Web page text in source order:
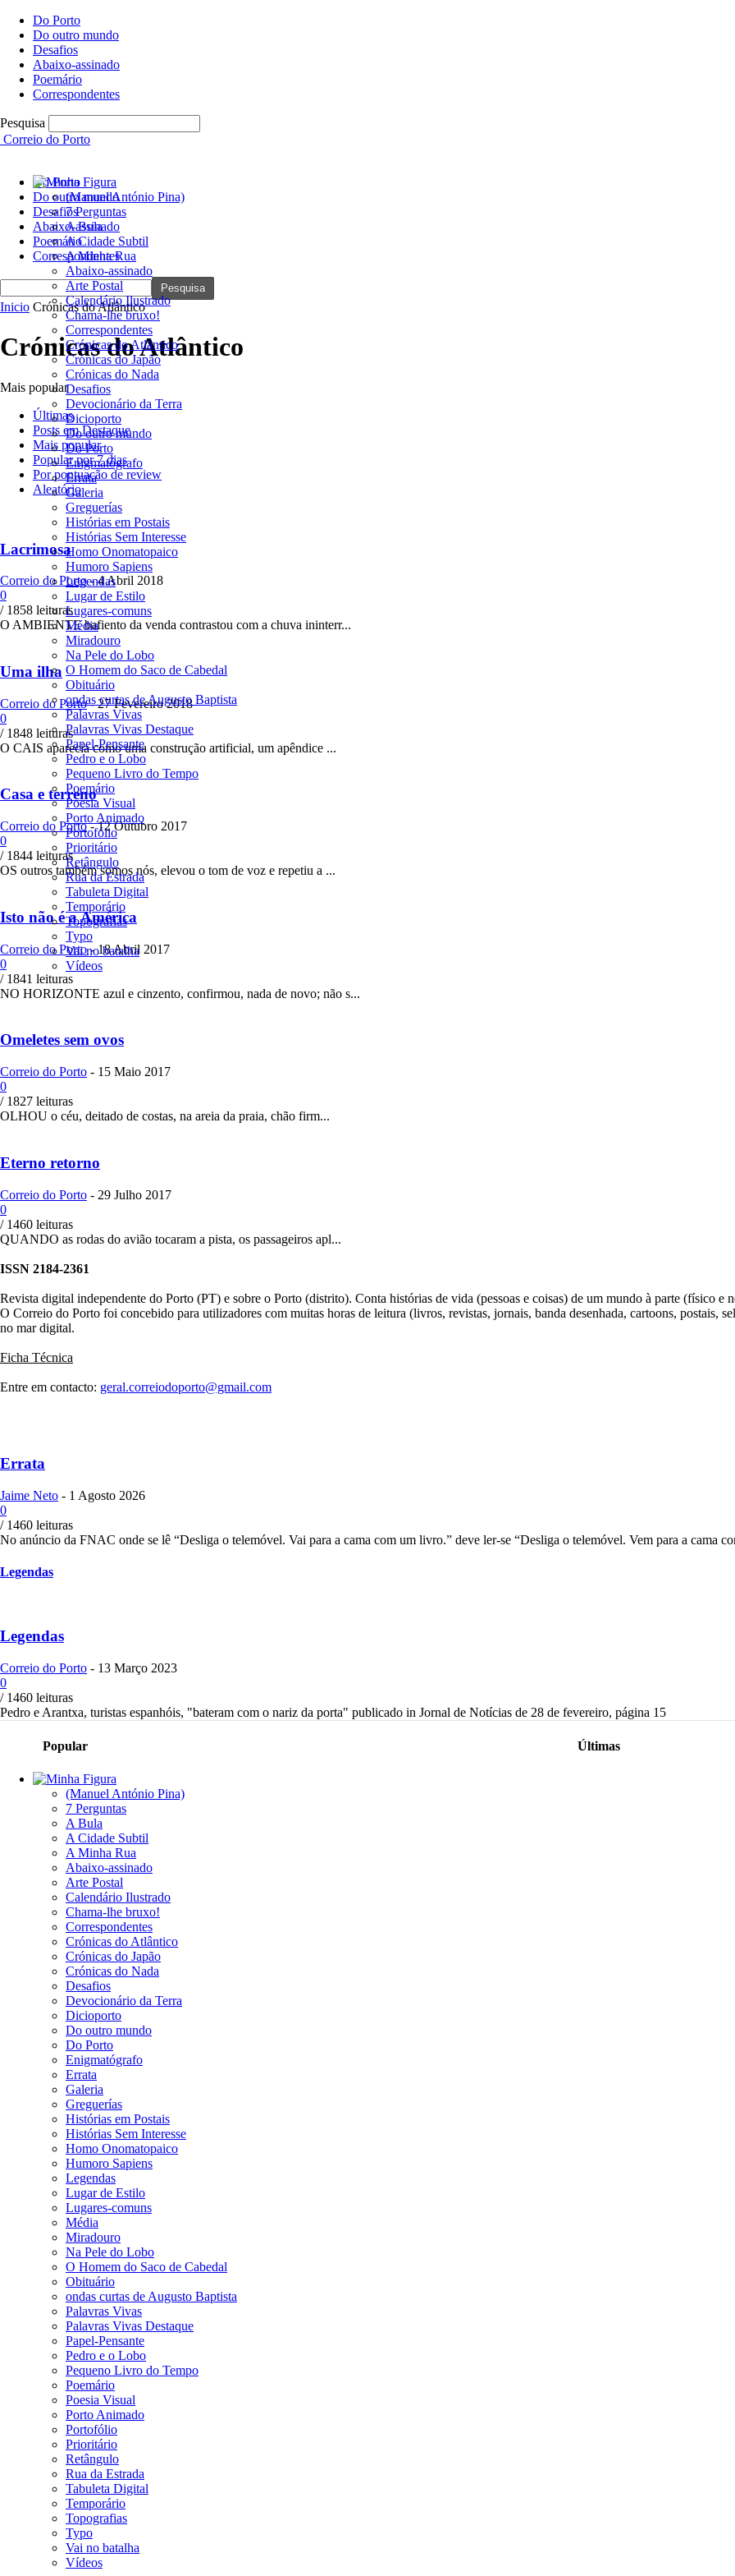
Do Porto
Do outro mundo
Desafios
Abaixo-assinado
Poemário
Correspondentes
Pesquisa
Correio do Porto
(Manuel António Pina)
7 Perguntas
A Bula
A Cidade Subtil
A Minha Rua
Abaixo-assinado
Arte Postal
Calendário Ilustrado
Chama-lhe bruxo!
Correspondentes
Crónicas do Atlântico
Crónicas do Japão
Crónicas do Nada
Desafios
Devocionário da Terra
Dicioporto
Do outro mundo
Do Porto
Enigmatógrafo
Errata
Galeria
Greguerías
Histórias em Postais
Histórias Sem Interesse
Homo Onomatopaico
Humoro Sapiens
Legendas
Lugar de Estilo
Lugares-comuns
Média
Miradouro
Na Pele do Lobo
O Homem do Saco de Cabedal
Obituário
ondas curtas de Augusto Baptista
Palavras Vivas
Palavras Vivas Destaque
Papel-Pensante
Pedro e o Lobo
Pequeno Livro do Tempo
Poemário
Poesia Visual
Porto Animado
Portofólio
Prioritário
Retângulo
Rua da Estrada
Tabuleta Digital
Temporário
Topografias
Typo
Vai no batalha
Vídeos
Do Porto
Do outro mundo
Desafios
Abaixo-assinado
Poemário
Correspondentes
Inicio Crónicas do Atlântico
Crónicas do Atlântico
Mais popular
Últimas
Posts em Destaque
Mais popular
Popular por 7 dias
Por pontuação de review
Aleatório
Lacrimosa
Correio do Porto - 4 Abril 2018
0
/ 1858 leituras
O AMBIENTE bafiento da venda contrastou com a chuva ininterr...
Uma ilha
Correio do Porto - 27 Fevereiro 2018
0
/ 1848 leituras
O CAIS aparecia como uma construção artificial, um apêndice ...
Casa e terreno
Correio do Porto - 12 Outubro 2017
0
/ 1844 leituras
OS outros também somos nós, elevou o tom de voz e repetiu a ...
Isto não é a América
Correio do Porto - 18 Abril 2017
0
/ 1841 leituras
NO HORIZONTE azul e cinzento, confirmou, nada de novo; não s...
Omeletes sem ovos
Correio do Porto - 15 Maio 2017
0
/ 1827 leituras
OLHOU o céu, deitado de costas, na areia da praia, chão firm...
Eterno retorno
Correio do Porto - 29 Julho 2017
0
/ 1460 leituras
QUANDO as rodas do avião tocaram a pista, os passageiros apl...
ISSN 2184-2361
Revista digital independente do Porto (PT) e sobre o Porto (distrito). Conta histórias de vida (pessoas e coisas) de um mundo à parte (físico
O Correio do Porto foi concebido para utilizadores com muitas horas de leitura (livros, revistas, jornais, banda desenhada, cartoons, postais,
no mar digital.
Ficha Técnica
Entre em contacto: geral.correiodoporto@gmail.com
Errata
Jaime Neto - 1 Agosto 2026
0
/ 1460 leituras
No anúncio da FNAC onde se lê “Desliga o telemóvel. Vai para a cama com um livro.” deve ler-se “Desliga o telemóvel. Vem para a cama
Legendas
Legendas
Correio do Porto - 13 Março 2023
0
/ 1460 leituras
Pedro e Arantxa, turistas espanhóis, "bateram com o nariz da porta" publicado in Jornal de Notícias de 28 de fevereiro, página 15
Popular Últimas
(Manuel António Pina)
7 Perguntas
A Bula
A Cidade Subtil
A Minha Rua
Abaixo-assinado
Arte Postal
Calendário Ilustrado
Chama-lhe bruxo!
Correspondentes
Crónicas do Atlântico
Crónicas do Japão
Crónicas do Nada
Desafios
Devocionário da Terra
Dicioporto
Do outro mundo
Do Porto
Enigmatógrafo
Errata
Galeria
Greguerías
Histórias em Postais
Histórias Sem Interesse
Homo Onomatopaico
Humoro Sapiens
Legendas
Lugar de Estilo
Lugares-comuns
Média
Miradouro
Na Pele do Lobo
O Homem do Saco de Cabedal
Obituário
ondas curtas de Augusto Baptista
Palavras Vivas
Palavras Vivas Destaque
Papel-Pensante
Pedro e o Lobo
Pequeno Livro do Tempo
Poemário
Poesia Visual
Porto Animado
Portofólio
Prioritário
Retângulo
Rua da Estrada
Tabuleta Digital
Temporário
Topografias
Typo
Vai no batalha
Vídeos